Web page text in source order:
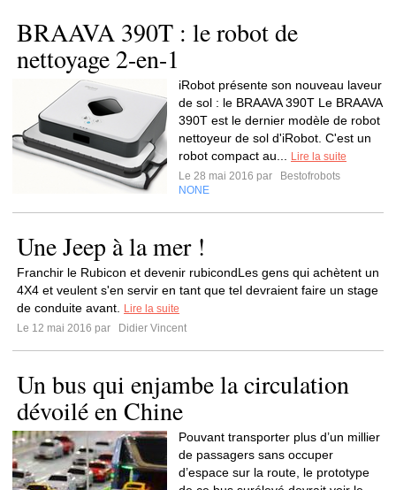
BRAAVA 390T : le robot de
nettoyage 2-en-1
iRobot présente son nouveau laveur
de sol : le BRAAVA 390T Le BRAAVA
390T est le dernier modèle de robot
nettoyeur de sol d'iRobot. C'est un
robot compact au...
Lire la suite
Le 28 mai 2016 par
Bestofrobots
NONE
Une Jeep à la mer !
Franchir le Rubicon et devenir rubicondLes gens qui achètent un
4X4 et veulent s'en servir en tant que tel devraient faire un stage
de conduite avant.
Lire la suite
Le 12 mai 2016 par
Didier Vincent
Un bus qui enjambe la circulation
dévoilé en Chine
Pouvant transporter plus d’un millier
de passagers sans occuper
d’espace sur la route, le prototype